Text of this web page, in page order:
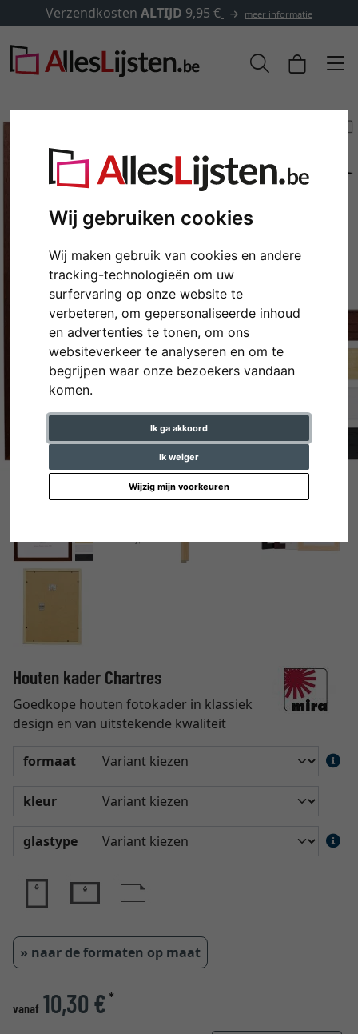
Wij gebruiken cookies
Wij maken gebruik van cookies en andere
tracking-technologieën om uw
surfervaring op onze website te
verbeteren, om gepersonaliseerde inhoud
en advertenties te tonen, om ons
websiteverkeer te analyseren en om te
begrijpen waar onze bezoekers vandaan
komen.
Ik ga akkoord
Ik weiger
Wijzig mijn voorkeuren
VerzendkostenALTIJD9,95 € meer informatie
Terug
Houten kader Chartres
Goedkope houten fotokader in klassiek
design en van uitstekende kwaliteit
formaat
kleur
glastype
» naar de formaten op maat
vanaf 10,30 €*